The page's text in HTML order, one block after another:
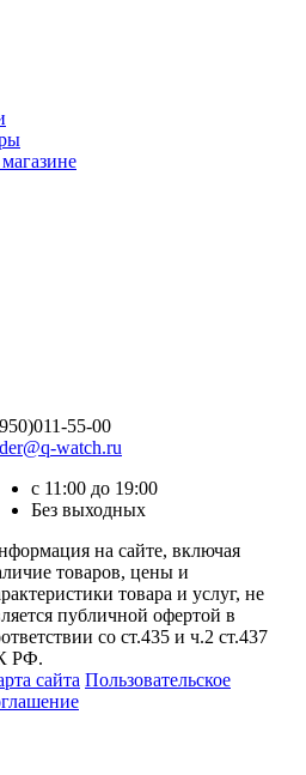
55-00
watch.ru
с 11:00 до 19:00
Без выходных
на сайте, включая
товаров, цены и
товара и услуг, не
публичной офертой в
со ст.435 и ч.2 ст.437
РФ.
сайта Пользовательское